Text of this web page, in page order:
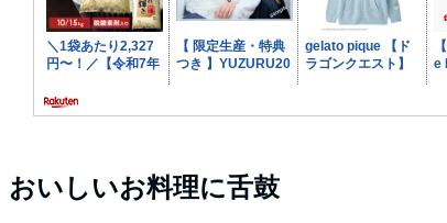
おいしいお料理に舌鼓